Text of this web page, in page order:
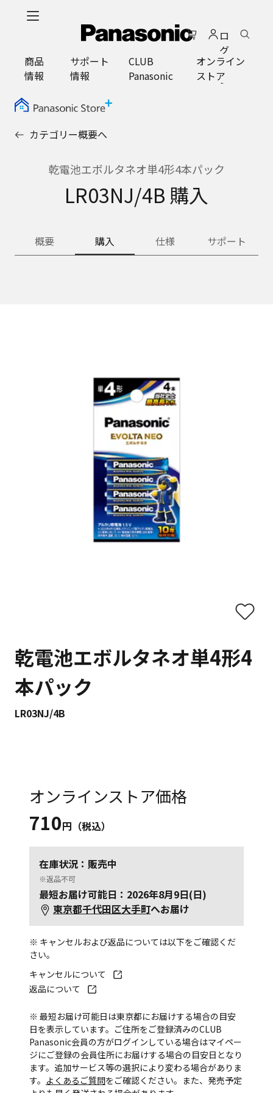
ロ
グ
イ
ン
商品
情報
サポート
情報
CLUB
Panasonic
オンライン
ストア
カテゴリー概要へ
乾電池エボルタネオ単4形4本パック
LR03NJ/4B 購入
概要 購入 仕様 サポート
乾電池エボルタネオ単4形4
本パック
LR03NJ/4B
オンラインストア価格
710円（税込）
在庫状況：販売中
※返品不可
最短お届け可能日：2026年8月9日(日)
東京都千代田区大手町へお届け
※ キャンセルおよび返品については以下をご確認くだ
さい。
キャンセルについて
返品について
※ 最短お届け可能日は東京都にお届けする場合の目安
日を表示しています。ご住所をご登録済みのCLUB
Panasonic会員の方がログインしている場合はマイペー
ジにご登録の会員住所にお届けする場合の目安日となり
ます。追加サービス等の選択により変わる場合がありま
す。 よくあるご質問をご確認ください。また、発売予定